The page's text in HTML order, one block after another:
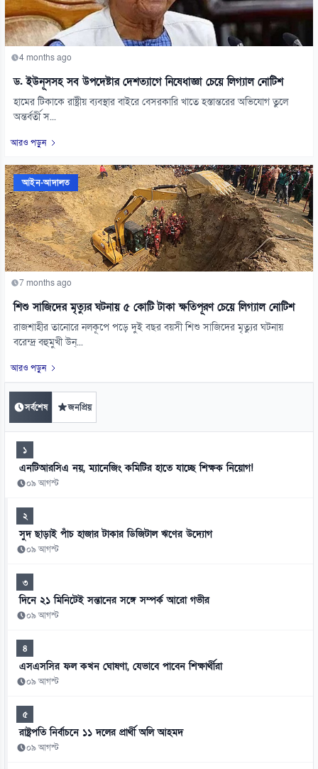
4 months ago
ড. ইউনূসসহ সব উপদেষ্টার দেশত্যাগে নিষেধাজ্ঞা চেয়ে লিগ্যাল নোটিশ
হামের টিকাকে রাষ্ট্রীয় ব্যবস্থার বাইরে বেসরকারি খাতে হস্তান্তরের অভিযোগ তুলে
অন্তর্বর্তী স...
আরও পড়ুন
আইন-আদালত
7 months ago
শিশু সাজিদের মৃত্যুর ঘটনায় ৫ কোটি টাকা ক্ষতিপূরণ চেয়ে লিগ্যাল নোটিশ
রাজশাহীর তানোরে নলকূপে পড়ে দুই বছর বয়সী শিশু সাজিদের মৃত্যুর ঘটনায়
বরেন্দ্র বহুমুখী উন্...
আরও পড়ুন
সর্বশেষ জনপ্রিয়
১
এনটিআরসিএ নয়, ম্যানেজিং কমিটির হাতে যাচ্ছে শিক্ষক নিয়োগ!
০৯ আগস্ট
২
সুদ ছাড়াই পাঁচ হাজার টাকার ডিজিটাল ঋণের উদ্যোগ
০৯ আগস্ট
৩
দিনে ২১ মিনিটেই সন্তানের সঙ্গে সম্পর্ক আরো গভীর
০৯ আগস্ট
৪
এসএসসির ফল কখন ঘোষণা, যেভাবে পাবেন শিক্ষার্থীরা
০৯ আগস্ট
৫
রাষ্ট্রপতি নির্বাচনে ১১ দলের প্রার্থী অলি আহমদ
০৯ আগস্ট